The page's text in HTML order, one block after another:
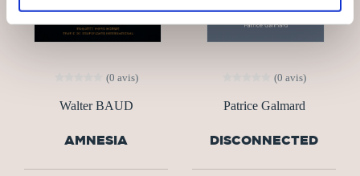
(0 avis)
Walter BAUD
AMNESIA
(0 avis)
Patrice Galmard
DISCONNECTED